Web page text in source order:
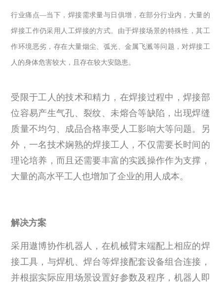
行业痛点—当下，焊接需求量与日俱增，在部分行业内，大量的
焊接工作仍采用人工焊接的方式。由于焊接场景的特殊性，其工
作环境恶劣，存在大量烟尘、弧光、金属飞溅等问题，对焊接工
人的身体危害较大，且存在较大安隐患。
受限于工人的技术和精力，在焊接过程中，焊接部
位容易产生气孔、裂纹、未熔合等缺陷，出现焊缝
质量不均匀、成品合格率受人工影响大等问题。另
外，一名技术娴熟的焊接工人，不仅需要长时间的
理论培养，而且还需要丰富的实践操作作为支撑，
大量的高水平工人也增加了企业的用人成本。
解决方案
采用遨博协作机器人，在机械臂末端配上相应的焊
接工具，与焊机、焊台等焊接配套设备组合连接，
并根据实际应用场景设置好参数及程序，机器人即